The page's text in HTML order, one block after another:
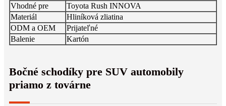
Vhodné pre
Toyota Rush INNOVA
Materiál
Hliníková zliatina
ODM a OEM
Prijateľné
Balenie
Kartón
Bočné schodíky pre SUV automobily
priamo z továrne